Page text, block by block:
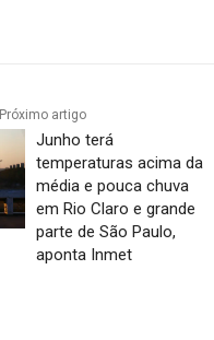
Próximo artigo
Junho terá
temperaturas acima da
média e pouca chuva
em Rio Claro e grande
parte de São Paulo,
aponta Inmet